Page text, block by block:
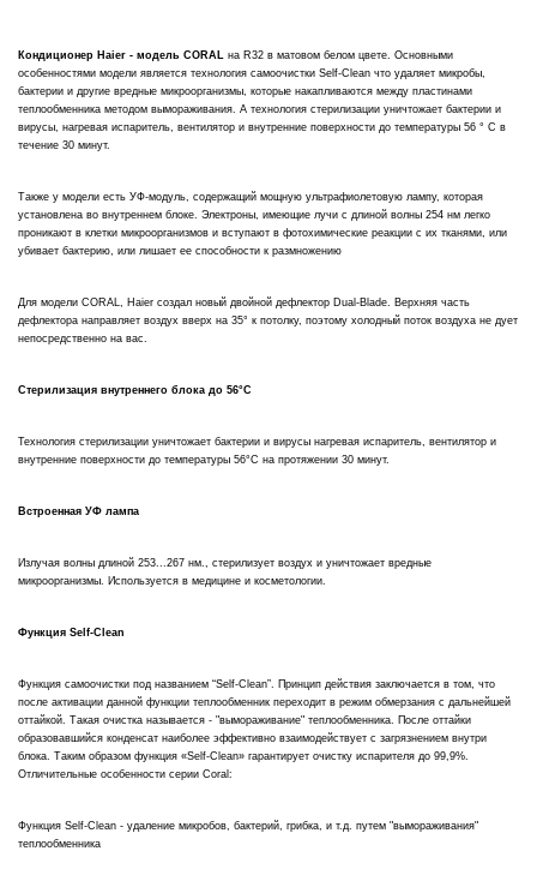
Кондиционер Haier - модель CORAL на R32 в матовом белом цвете. Основными
особенностями модели является технология самоочистки Self-Clean что удаляет микробы,
бактерии и другие вредные микроорганизмы, которые накапливаются между пластинами
теплообменника методом вымораживания. А технология стерилизации уничтожает бактерии и
вирусы, нагревая испаритель, вентилятор и внутренние поверхности до температуры 56 ° С в
течение 30 минут.
Также у модели есть УФ-модуль, содержащий мощную ультрафиолетовую лампу, которая
установлена во внутреннем блоке. Электроны, имеющие лучи с длиной волны 254 нм легко
проникают в клетки микроорганизмов и вступают в фотохимические реакции с их тканями, или
убивает бактерию, или лишает ее способности к размножению
Для модели CORAL, Haier создал новый двойной дефлектор Dual-Blade. Верхняя часть
дефлектора направляет воздух вверх на 35° к потолку, поэтому холодный поток воздуха не дует
непосредственно на вас.
Стерилизация внутреннего блока до 56°С
Технология стерилизации уничтожает бактерии и вирусы нагревая испаритель, вентилятор и
внутренние поверхности до температуры 56°С на протяжении 30 минут.
Встроенная УФ лампа
Излучая волны длиной 253...267 нм., стерилизует воздух и уничтожает вредные
микроорганизмы. Используется в медицине и косметологии.
Функция Self-Clean
Функция самоочистки под названием “Self-Clean”. Принцип действия заключается в том, что
после активации данной функции теплообменник переходит в режим обмерзания с дальнейшей
оттайкой. Такая очистка называется - "вымораживание" теплообменника. После оттайки
образовавшийся конденсат наиболее эффективно взаимодействует с загрязнением внутри
блока. Таким образом функция «Self-Clean» гарантирует очистку испарителя до 99,9%.
Отличительные особенности серии Coral:
Функция Self-Clean - удаление микробов, бактерий, грибка, и т.д. путем "вымораживания"
теплообменника